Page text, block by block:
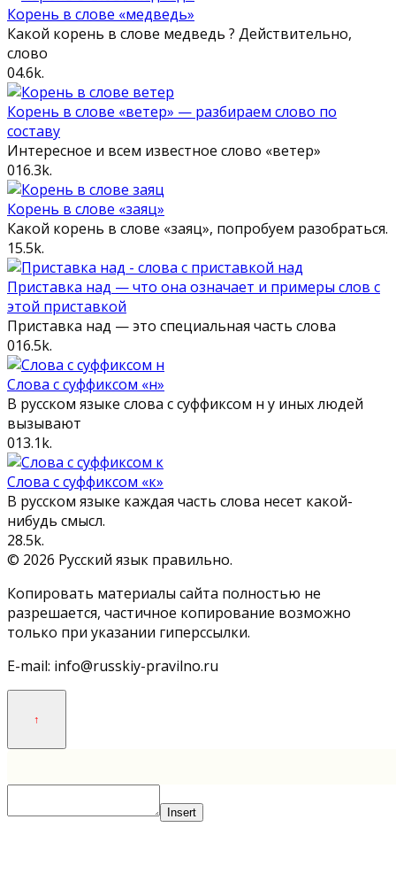
Корень в слове «медведь»
Какой корень в слове медведь ? Действительно,
слово
04.6k.
Корень в слове «ветер» — разбираем слово по
составу
Интересное и всем известное слово «ветер»
016.3k.
Корень в слове «заяц»
Какой корень в слове «заяц», попробуем разобраться.
15.5k.
Приставка над — что она означает и примеры слов с
этой приставкой
Приставка над — это специальная часть слова
016.5k.
Слова с суффиксом «н»
В русском языке слова с суффиксом н у иных людей
вызывают
013.1k.
Слова с суффиксом «к»
В русском языке каждая часть слова несет какой-
нибудь смысл.
28.5k.
© 2026 Русский язык правильно.
Копировать материалы сайта полностью не
разрешается, частичное копирование возможно
только при указании гиперссылки.
E-mail: info@russkiy-pravilno.ru
Insert